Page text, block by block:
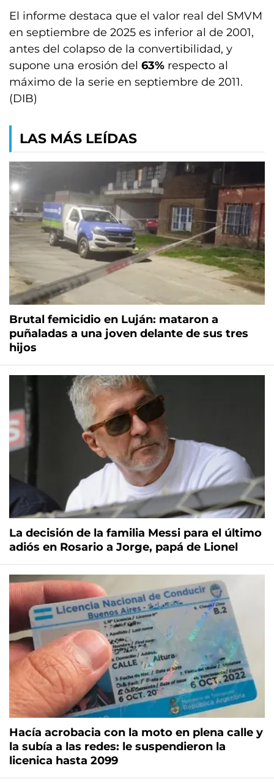
El informe destaca que el valor real del SMVM
en septiembre de 2025 es inferior al de 2001,
antes del colapso de la convertibilidad, y
supone una erosión del 63% respecto al
máximo de la serie en septiembre de 2011.
(DIB)
LAS MÁS LEÍDAS
Brutal femicidio en Luján: mataron a
puñaladas a una joven delante de sus tres
hijos
La decisión de la familia Messi para el último
adiós en Rosario a Jorge, papá de Lionel
Hacía acrobacia con la moto en plena calle y
la subía a las redes: le suspendieron la
licenica hasta 2099